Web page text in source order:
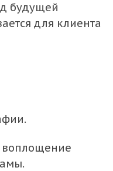
будущей
для клиента
воплощение